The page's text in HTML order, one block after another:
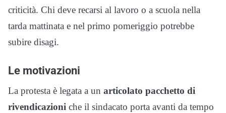
criticità. Chi deve recarsi al lavoro o a scuola nella
tarda mattinata e nel primo pomeriggio potrebbe
subire disagi.
Le motivazioni
La protesta è legata a un articolato pacchetto di
rivendicazioni che il sindacato porta avanti da tempo